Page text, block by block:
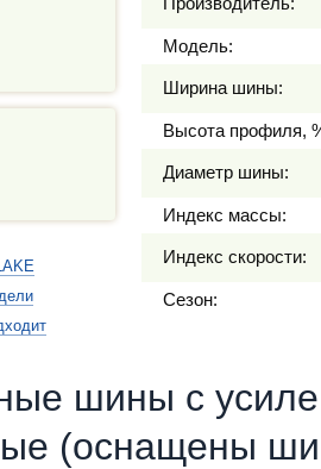
Модель:
Ширина шины:
Высота профиля,
Диаметр шины:
Индекс массы:
Индекс скорости:
Сезон:
шины c
(оснащены